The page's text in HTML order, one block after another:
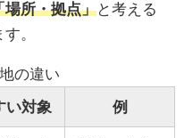
場所・拠点」と考える
。
の違い
い対象 例